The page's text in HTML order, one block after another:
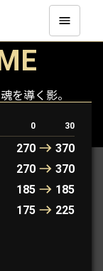
を導く影。
PRIME
0 30
270
370
270
370
185
185
175 225